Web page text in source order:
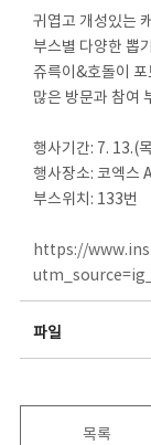
귀엽고 개성있는
부스별 다양한 뽑
쥬륵이&호돌이 포
많은 방문과 참여
행사기간: 7. 13.(
행사장소: 코엑스
부스위치: 133번
https://
파일
목록